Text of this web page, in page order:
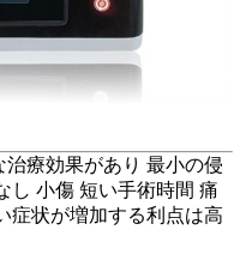
療効果があり 最小の侵
し 小傷 短い手術時間 痛
症状が増加する利点は高